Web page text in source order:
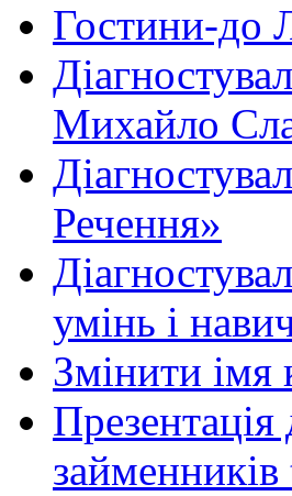
Гостини-до
Михайло
Речення»
умінь і
Змінити імя
Презентація